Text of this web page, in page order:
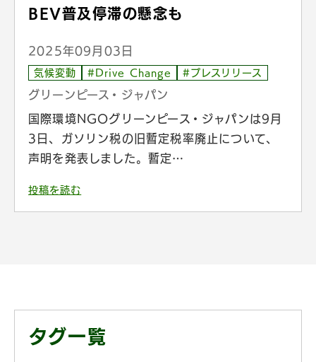
BEV普及停滞の懸念も
2025年09月03日
気候変動 #Drive Change #プレスリリース
グリーンピース・ジャパン
国際環境NGOグリーンピース・ジャパンは9月
3日、ガソリン税の旧暫定税率廃止について、
声明を発表しました。暫定…
投稿を読む
タグ一覧